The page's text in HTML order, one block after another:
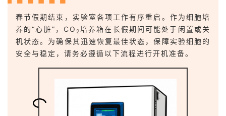
春节假期结束，实验室各项工作有序重启。作为细胞培
养的“心脏”，CO 2培养箱在长假期间可能处于闲置或关
机状态。为确保其迅速恢复最佳状态，保障实验细胞的
安全与稳定，请务必遵循以下流程进行开机准备。